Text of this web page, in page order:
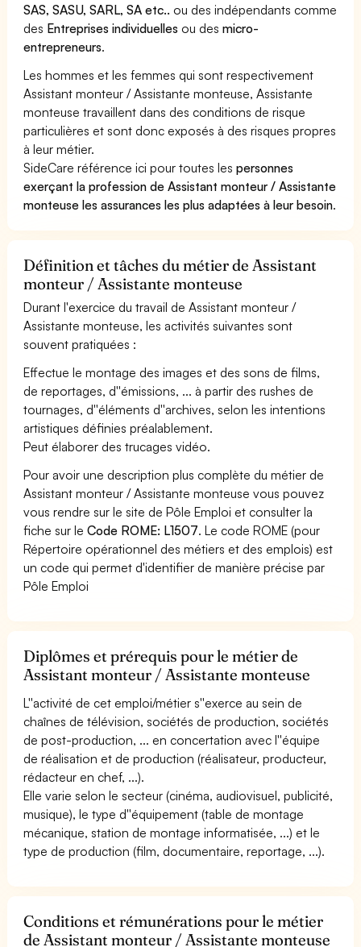
SAS, SASU, SARL, SA etc.. ou des indépendants comme
des Entreprises individuelles ou desmicro-
entrepreneurs.
Les hommes et les femmes qui sont respectivement
Assistant monteur / Assistante monteuse, Assistante
monteuse travaillent dans des conditions de risque
particulières et sont donc exposés à des risques propres
à leur métier.
SideCare référence ici pour toutes lespersonnes
exerçant la profession de Assistant monteur / Assistante
monteuse les assurances les plus adaptées à leur besoin.
Définition et tâches du métier de Assistant
monteur / Assistante monteuse
Durant l'exercice du travail de Assistant monteur /
Assistante monteuse, les activités suivantes sont
souvent pratiquées :
Effectue le montage des images et des sons de films,
de reportages, d''émissions, ... à partir des rushes de
tournages, d''éléments d''archives, selon les intentions
artistiques définies préalablement.
Peut élaborer des trucages vidéo.
Pour avoir une description plus complète du métier de
Assistant monteur / Assistante monteuse vous pouvez
vous rendre sur le site de Pôle Emploi et consulter la
fiche sur leCode ROME: L1507. Le code ROME (pour
Répertoire opérationnel des métiers et des emplois) est
un code qui permet d'identifier de manière précise par
Pôle Emploi
Diplômes et prérequis pour le métier de
Assistant monteur / Assistante monteuse
L''activité de cet emploi/métier s''exerce au sein de
chaînes de télévision, sociétés de production, sociétés
de post-production, ... en concertation avec l''équipe
de réalisation et de production (réalisateur, producteur,
rédacteur en chef, ...).
Elle varie selon le secteur (cinéma, audiovisuel, publicité,
musique), le type d''équipement (table de montage
mécanique, station de montage informatisée, ...) et le
type de production (film, documentaire, reportage, ...).
Conditions et rémunérations pour le métier
de Assistant monteur / Assistante monteuse